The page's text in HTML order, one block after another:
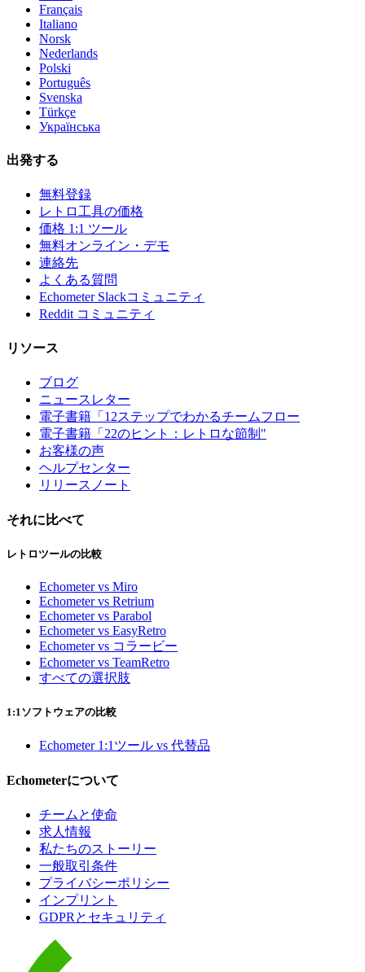
Français
Italiano
Norsk
Nederlands
Polski
Português
Svenska
Türkçe
Українська
出発する
無料登録
レトロ工具の価格
価格 1:1 ツール
無料オンライン・デモ
連絡先
よくある質問
Echometer Slackコミュニティ
Reddit コミュニティ
リソース
ブログ
ニュースレター
電子書籍「12ステップでわかるチームフロー
電子書籍「22のヒント：レトロな節制"
お客様の声
ヘルプセンター
リリースノート
それに比べて
レトロツールの比較
Echometer vs Miro
Echometer vs Retrium
Echometer vs Parabol
Echometer vs EasyRetro
Echometer vs コラービー
Echometer vs TeamRetro
すべての選択肢
1:1ソフトウェアの比較
Echometer 1:1ツール vs 代替品
Echometerについて
チームと使命
求人情報
私たちのストーリー
一般取引条件
プライバシーポリシー
インプリント
GDPRとセキュリティ